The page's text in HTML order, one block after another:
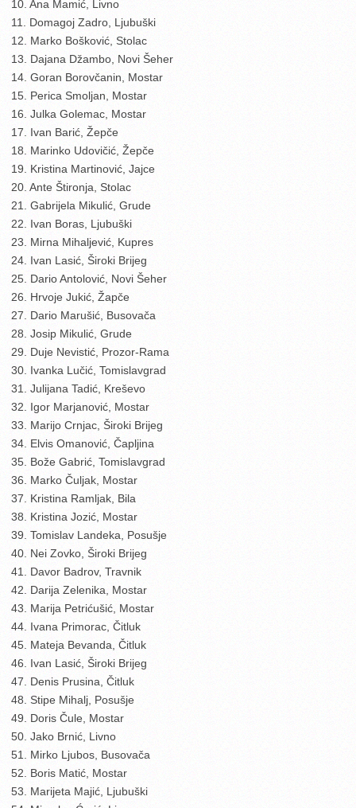
10. Ana Mamić, Livno
11. Domagoj Zadro, Ljubuški
12. Marko Bošković, Stolac
13. Dajana Džambo, Novi Šeher
14. Goran Borovčanin, Mostar
15. Perica Smoljan, Mostar
16. Julka Golemac, Mostar
17. Ivan Barić, Žepče
18. Marinko Udovičić, Žepče
19. Kristina Martinović, Jajce
20. Ante Štironja, Stolac
21. Gabrijela Mikulić, Grude
22. Ivan Boras, Ljubuški
23. Mirna Mihaljević, Kupres
24. Ivan Lasić, Široki Brijeg
25. Dario Antolović, Novi Šeher
26. Hrvoje Jukić, Žapče
27. Dario Marušić, Busovača
28. Josip Mikulić, Grude
29. Duje Nevistić, Prozor-Rama
30. Ivanka Lučić, Tomislavgrad
31. Julijana Tadić, Kreševo
32. Igor Marjanović, Mostar
33. Marijo Crnjac, Široki Brijeg
34. Elvis Omanović, Čapljina
35. Bože Gabrić, Tomislavgrad
36. Marko Čuljak, Mostar
37. Kristina Ramljak, Bila
38. Kristina Jozić, Mostar
39. Tomislav Landeka, Posušje
40. Nei Zovko, Široki Brijeg
41. Davor Badrov, Travnik
42. Darija Zelenika, Mostar
43. Marija Petrićušić, Mostar
44. Ivana Primorac, Čitluk
45. Mateja Bevanda, Čitluk
46. Ivan Lasić, Široki Brijeg
47. Denis Prusina, Čitluk
48. Stipe Mihalj, Posušje
49. Doris Čule, Mostar
50. Jako Brnić, Livno
51. Mirko Ljubos, Busovača
52. Boris Matić, Mostar
53. Marijeta Majić, Ljubuški